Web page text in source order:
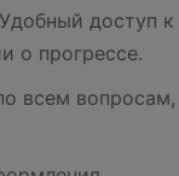
доступ к
о прогрессе.
всем вопросам,